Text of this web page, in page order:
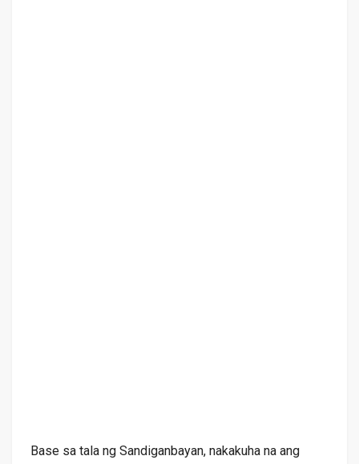
Base sa tala ng Sandiganbayan, nakakuha na ang